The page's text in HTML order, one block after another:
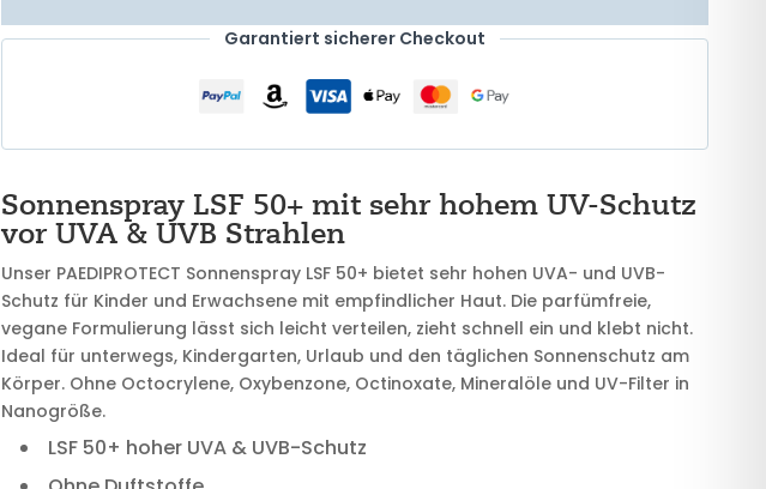
Garantiert sicherer Checkout
Sonnenspray LSF 50+ mit sehr hohem UV-Schutz
vor UVA & UVB Strahlen
Unser PAEDIPROTECT Sonnenspray LSF 50+ bietet sehr hohen UVA- und UVB-
Schutz für Kinder und Erwachsene mit empfindlicher Haut. Die parfümfreie,
vegane Formulierung lässt sich leicht verteilen, zieht schnell ein und klebt nicht.
Ideal für unterwegs, Kindergarten, Urlaub und den täglichen Sonnenschutz am
Körper. Ohne Octocrylene, Oxybenzone, Octinoxate, Mineralöle und UV-Filter in
Nanogröße.
LSF 50+ hoher UVA & UVB-Schutz